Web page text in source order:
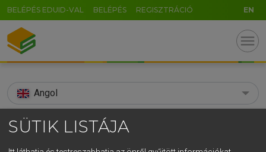
BELÉPÉS EDUID-VAL BELÉPÉS REGISZTRÁCIÓ EN
menu
Angol
search
KERESÉS
SÜTIK LISTÁJA